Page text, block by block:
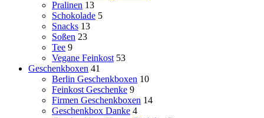
Pralinen 13
Schokolade 5
Snacks 13
Soßen 23
Tee 9
Vegane Feinkost 53
Geschenkboxen 41
Berlin Geschenkboxen 10
Feinkost Geschenke 9
Firmen Geschenkboxen 14
Geschenkbox Danke 4